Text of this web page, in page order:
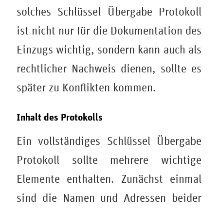
solches Schlüssel Übergabe Protokoll
ist nicht nur für die Dokumentation des
Einzugs wichtig, sondern kann auch als
rechtlicher Nachweis dienen, sollte es
später zu Konflikten kommen.
Inhalt des Protokolls
Ein vollständiges Schlüssel Übergabe
Protokoll sollte mehrere wichtige
Elemente enthalten. Zunächst einmal
sind die Namen und Adressen beider